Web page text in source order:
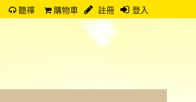
聽禪 購物車 註冊 登入